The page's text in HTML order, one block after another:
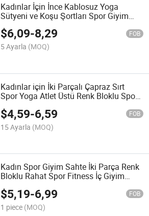
Kadınlar İçin İnce Kablosuz Yoga
Sütyeni ve Koşu Şortları Spor Giyim
Seti
$6,09-8,29 FOB
5 Ayarla (MOQ)
Kadınlar için İki Parçalı Çapraz Sırt
Spor Yoga Atlet Üstü Renk Bloklu Spor
$4,59-6,59 FOB
15 Ayarla (MOQ)
Kadın Spor Giyim Sahte İki Parça Renk
Bloklu Rahat Spor Fitness İç Giyim
Yoga Sütyeni
$5,19-6,99 FOB
1 piece (MOQ)